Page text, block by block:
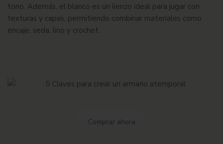
tono. Además, el blanco es un lienzo ideal para jugar con
texturas y capas, permitiendo combinar materiales como
encaje, seda, lino y crochet.
Comprar ahora